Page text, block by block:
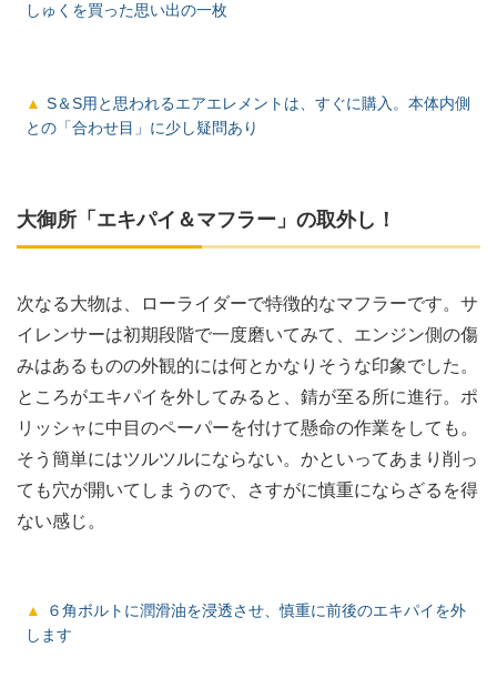
しゅくを買った思い出の一枚
S＆S用と思われるエアエレメントは、すぐに購入。本体内側
との「合わせ目」に少し疑問あり
大御所「エキパイ＆マフラー」の取外し！
次なる大物は、ローライダーで特徴的なマフラーです。サ
イレンサーは初期段階で一度磨いてみて、エンジン側の傷
みはあるものの外観的には何とかなりそうな印象でした。
ところがエキパイを外してみると、錆が至る所に進行。ポ
リッシャに中目のペーパーを付けて懸命の作業をしても。
そう簡単にはツルツルにならない。かといってあまり削っ
ても穴が開いてしまうので、さすがに慎重にならざるを得
ない感じ。
６角ボルトに潤滑油を浸透させ、慎重に前後のエキパイを外
します